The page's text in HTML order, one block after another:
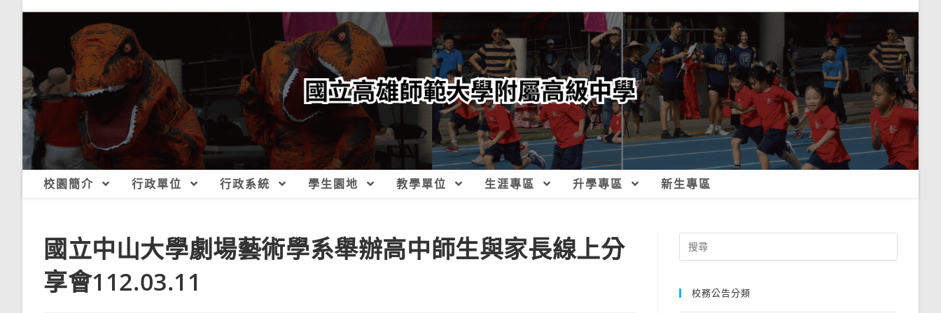
校園簡介 行政單位 行政系統 學生園地 教學單位 生涯專區 升學專區 新生專區
國立中山大學劇場藝術學系舉辦高中師生與家長線上分
享會112.03.11
Search
for:
校務公告分類